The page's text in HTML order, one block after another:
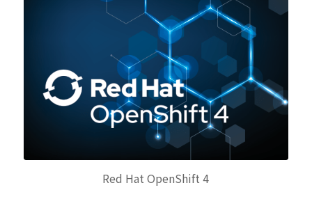
Red Hat OpenShift 4